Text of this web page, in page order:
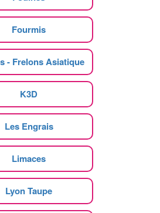
Fourmis
- Frelons Asiatique
K3D
Les Engrais
Limaces
Lyon Taupe